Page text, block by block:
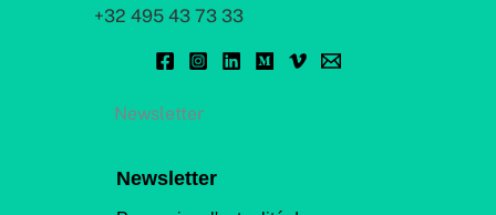
+32 495 43 73 33
Newsletter
Newsletter